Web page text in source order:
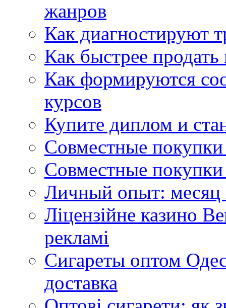
жанров
Как диагностируют
Как быстрее
Как формируются
курсов
Купите диплом и
Совместные
Совместные покупки
Личный опыт: месяц
Ліцензійне казино
рекламі
Сигареты оптом
доставка